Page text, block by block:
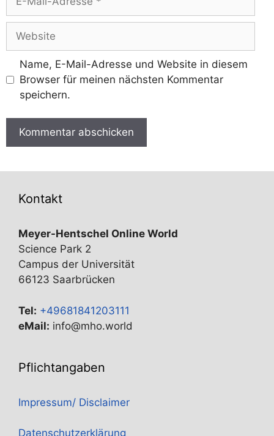
Mail-
Adresse
Name, E-Mail-Adresse und Website in diesem
Browser für meinen nächsten Kommentar
speichern.
Kontakt
Meyer-Hentschel Online World
Science Park 2
Campus der Universität
66123 Saarbrücken
Tel: +49681841203111
eMail: info@mho.world
Pflichtangaben
Impressum/ Disclaimer
Datenschutzerklärung